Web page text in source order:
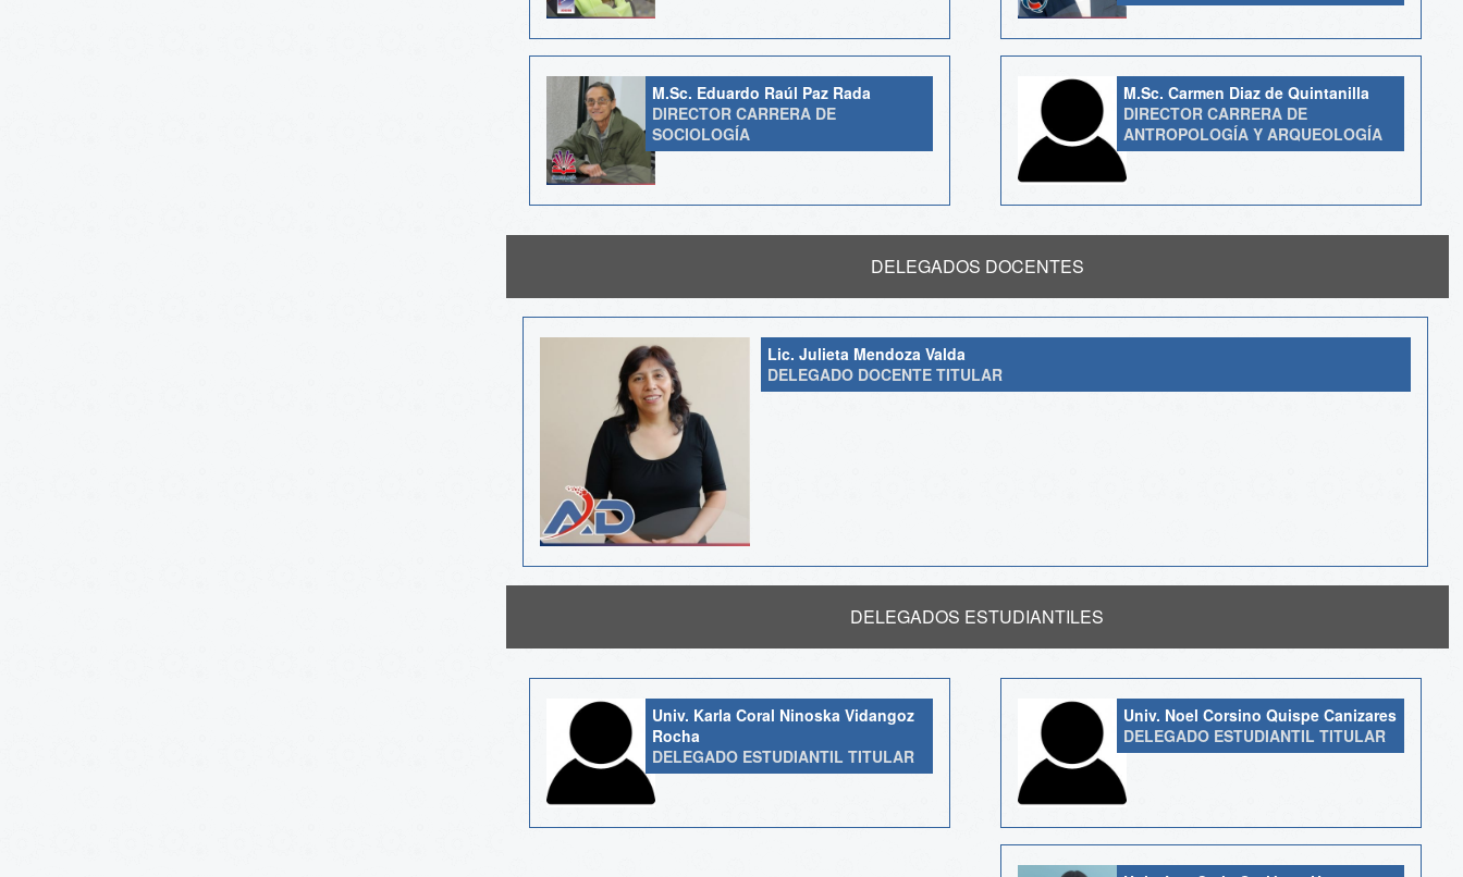
M.Sc. Eduardo Raúl Paz Rada
DIRECTOR CARRERA DE
SOCIOLOGÍA
M.Sc. Carmen Diaz de Quintanilla
DIRECTOR CARRERA DE
ANTROPOLOGÍA Y ARQUEOLOGÍA
DELEGADOS DOCENTES
Lic. Julieta Mendoza Valda
DELEGADO DOCENTE TITULAR
DELEGADOS ESTUDIANTILES
Univ. Karla Coral Ninoska Vidangoz
Rocha
DELEGADO ESTUDIANTIL TITULAR
Univ. Noel Corsino Quispe Canizares
DELEGADO ESTUDIANTIL TITULAR